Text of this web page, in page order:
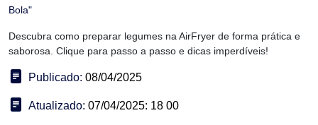
Bola"
Descubra como preparar legumes na AirFryer de forma prática e
saborosa. Clique para passo a passo e dicas imperdíveis!
Publicado: 08/04/2025
Atualizado: 07/04/2025: 18 00